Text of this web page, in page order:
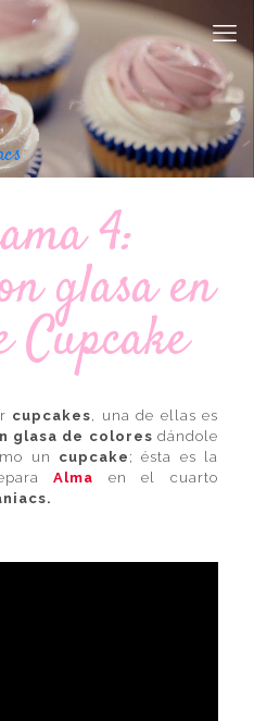
4:
glasa en
cupcakes, una de ellas es
glasa de colores dándole
un cupcake ; ésta es la
Alma en el cuarto
.